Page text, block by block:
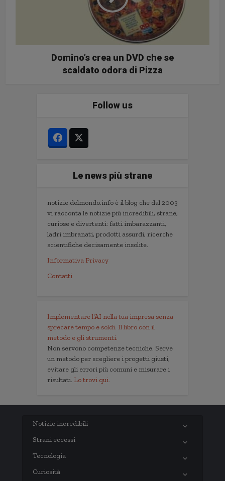
Domino’s crea un DVD che se
scaldato odora di Pizza
Follow us
Le news più strane
notizie.delmondo.info è il blog che dal 2003
vi racconta le notizie più incredibili, strane,
curiose e divertenti: fatti imbarazzanti,
ladri imbranati, prodotti assurdi, ricerche
scientifiche decisamente insolite.
Informativa Privacy
Contatti
Implementare l'AI nella tua impresa senza
sprecare tempo e soldi. Il libro con il
metodo e gli strumenti.
Non servono competenze tecniche. Serve
un metodo per scegliere i progetti giusti,
evitare gli errori più comuni e misurare i
risultati. Lo trovi qui.
Notizie incredibili
Strani eccessi
Tecnologia
Curiosità